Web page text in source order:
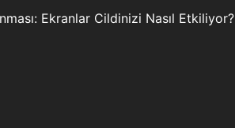
Ekranlar Cildinizi Nasıl Etkiliyor?